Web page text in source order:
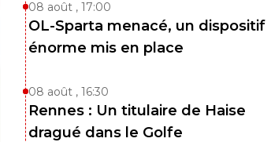
08 août , 17:00
OL-Sparta menacé, un dispositif
énorme mis en place
08 août , 16:30
Rennes : Un titulaire de Haise
dragué dans le Golfe